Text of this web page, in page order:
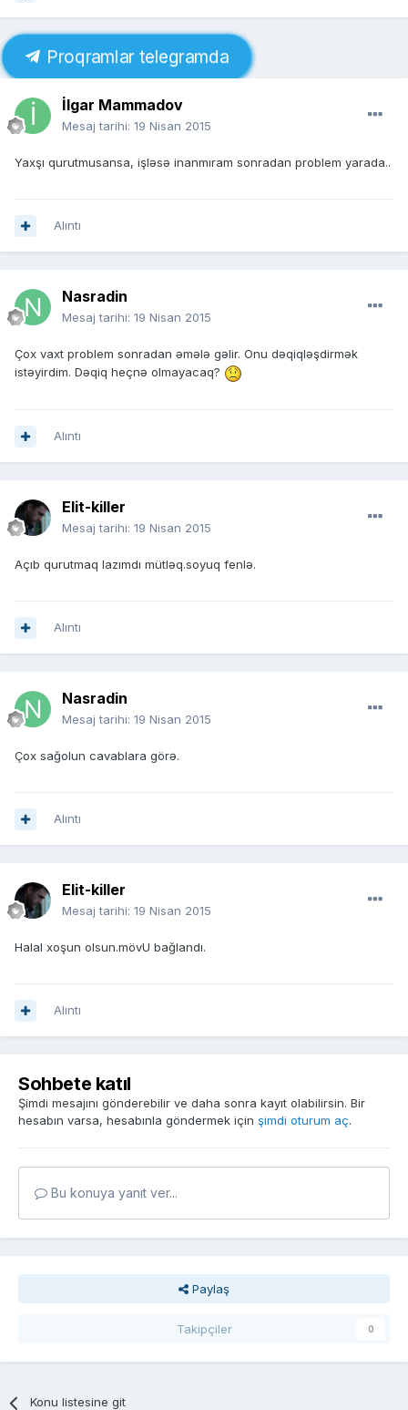
Proqramlar telegramda
İlgar Mammadov
Mesaj tarihi: 19 Nisan 2015
Yaxşı qurutmusansa, işləsə inanmıram sonradan problem yarada..
Alıntı
Nasradin
Mesaj tarihi: 19 Nisan 2015
Çox vaxt problem sonradan əmələ gəlir. Onu dəqiqləşdirmək
istəyirdim. Dəqiq heçnə olmayacaq?
Alıntı
Elit-killer
Mesaj tarihi: 19 Nisan 2015
Açıb qurutmaq lazımdı mütləq.soyuq fenlə.
Alıntı
Nasradin
Mesaj tarihi: 19 Nisan 2015
Çox sağolun cavablara görə.
Alıntı
Elit-killer
Mesaj tarihi: 19 Nisan 2015
Halal xoşun olsun.mövU bağlandı.
Alıntı
Sohbete katıl
Şimdi mesajını gönderebilir ve daha sonra kayıt olabilirsin. Bir
hesabın varsa, hesabınla göndermek için şimdi oturum aç.
Bu konuya yanıt ver...
Paylaş
Takipçiler 0
Konu listesine git